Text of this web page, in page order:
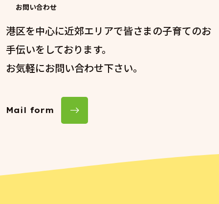
お問い合わせ
港区を中心に近郊エリアで皆さまの子育てのお
手伝いをしております。
お気軽にお問い合わせ下さい。
Mail form